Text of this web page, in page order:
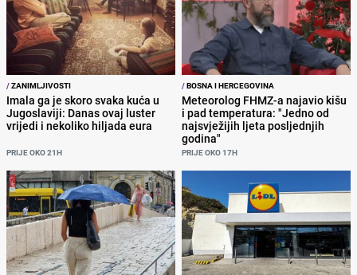
/ZANIMLJIVOSTI
Imala ga je skoro svaka kuća u
Jugoslaviji: Danas ovaj luster
vrijedi i nekoliko hiljada eura
PRIJE OKO 21H
/BOSNA I HERCEGOVINA
Meteorolog FHMZ-a najavio kišu
i pad temperatura: "Jedno od
najsvježijih ljeta posljednjih
godina"
PRIJE OKO 17H